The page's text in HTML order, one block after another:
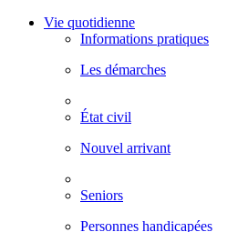
Vie quotidienne
Informations pratiques
Les démarches
État civil
Nouvel arrivant
Seniors
Personnes handicapées